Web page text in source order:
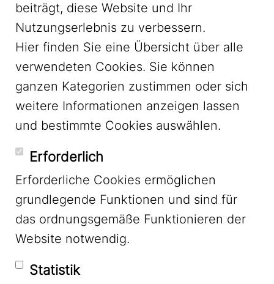
LinkedIn
YouTube
Mastodon
beiträgt, diese Website und Ihr
Nutzungserlebnis zu verbessern.
Hier finden Sie eine Übersicht über alle
verwendeten Cookies. Sie können
ganzen Kategorien zustimmen oder sich
weitere Informationen anzeigen lassen
und bestimmte Cookies auswählen.
Erforderlich
Erforderliche Cookies ermöglichen
grundlegende Funktionen und sind für
das ordnungsgemäße Funktionieren der
Website notwendig.
Statistik